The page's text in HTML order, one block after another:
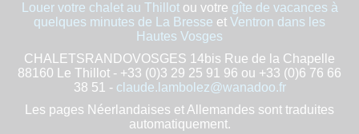
Louer votre chalet au Thillotou votre gîte de vacances à
quelques minutes de La Bresse et Ventron dans les
Hautes Vosges
CHALETSRANDOVOSGES 14bis Rue de la Chapelle
88160 Le Thillot - +33 (0)3 29 25 91 96 ou +33 (0)6 76 66
38 51 - claude.lambolez@wanadoo.fr
Les pages Néerlandaises et Allemandes sont traduites
automatiquement.